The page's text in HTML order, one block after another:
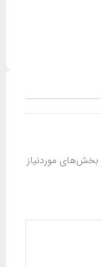
بخش‌های موردنیاز